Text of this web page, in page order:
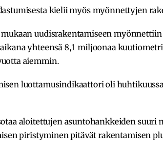
kielii myös myönnettyjen
uudisrakentamiseen
yhteensä 8,1 miljoonaa
aiemmin.
luottamusindikaattori oli
aloitettujen asuntohankkeiden suuri
piristyminen pitävät rakentamisen